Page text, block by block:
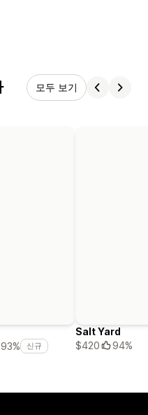
모두 보기
93% 신규
Salt Yard
$420
94%